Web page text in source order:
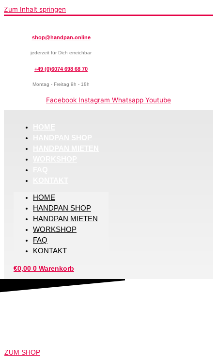
Zum Inhalt springen
shop@handpan.online
jederzeit für Dich erreichbar
+49 (0)6074 698 68 70
Montag - Freitag 9h - 18h
Facebook Instagram Whatsapp Youtube
HOME
HANDPAN SHOP
HANDPAN MIETEN
WORKSHOP
FAQ
KONTAKT
€0,00 0 Warenkorb
ZUM SHOP